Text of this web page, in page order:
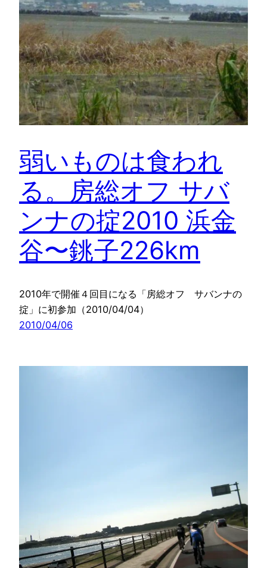
弱いものは食われ
る。房総オフ サバ
ンナの掟2010 浜金
谷〜銚子226km
2010年で開催４回目になる「房総オフ サバンナの
掟」に初参加（2010/04/04）
2010/04/06